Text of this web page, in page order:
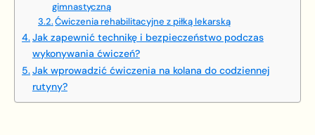
gimnastyczną
Ćwiczenia rehabilitacyjne z piłką lekarską
Jak zapewnić technikę i bezpieczeństwo podczas
wykonywania ćwiczeń?
Jak wprowadzić ćwiczenia na kolana do codziennej
rutyny?